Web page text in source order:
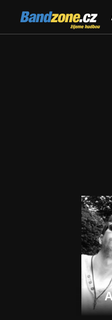
Bandzone.cz
žijeme hudbou